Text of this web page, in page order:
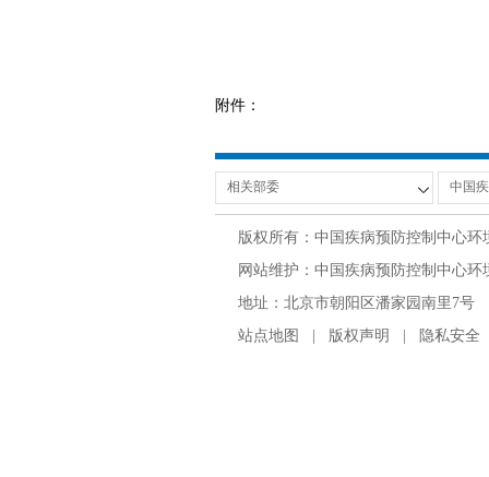
附件：
版权所有：中国疾病预防控制中心环
网站维护：中国疾病预防控制中心
地址：北京市朝阳区潘家园南里7号
站点地图
版权声明 隐私安全